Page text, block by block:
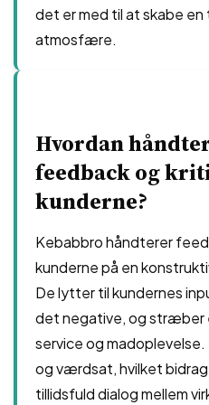
det er med til at skabe
atmosfære.
Hvordan
feedback og
kunderne?
Kebabbro håndterer
kunderne på en
De lytter til kundernes
det negative, og
service og
og værdsat, hvilket
tillidsfuld dialog mellem